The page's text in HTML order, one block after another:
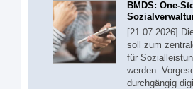
BMDS: One-
[21.07.2026]
soll zum
für
werden.
durchgängig